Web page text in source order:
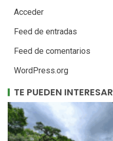
Acceder
Feed de entradas
Feed de comentarios
WordPress.org
TE PUEDEN INTERESAR